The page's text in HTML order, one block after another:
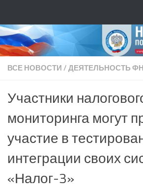
ВСЕ НОВОСТИ/ДЕЯТЕЛЬНОСТЬ
Участники
мониторинга могут
участие в
интеграции своих
«Налог-3»